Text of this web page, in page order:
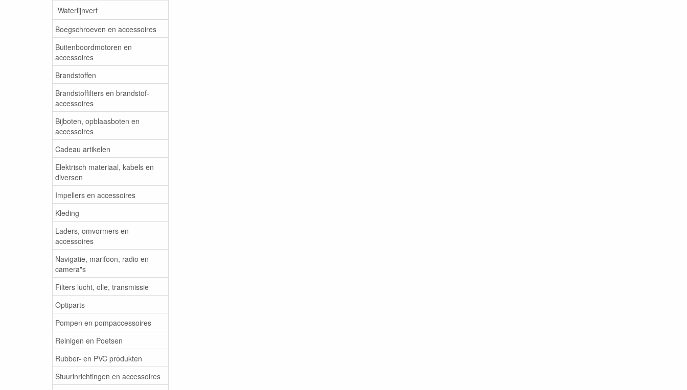
Waterlijnverf
Boegschroeven en accessoires
Buitenboordmotoren en
accessoires
Brandstoffen
Brandstoffilters en brandstof-
accessoires
Bijboten, opblaasboten en
accessoires
Cadeau artikelen
Elektrisch materiaal, kabels en
diversen
Impellers en accessoires
Kleding
Laders, omvormers en
accessoires
Navigatie, marifoon, radio en
camera"s
Filters lucht, olie, transmissie
Optiparts
Pompen en pompaccessoires
Reinigen en Poetsen
Rubber- en PVC produkten
Stuurinrichtingen en accessoires